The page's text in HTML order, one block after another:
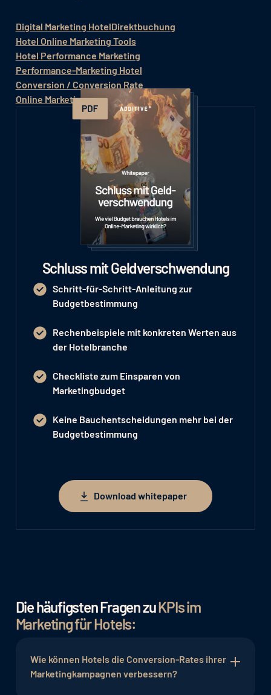
Digital Marketing HotelDirektbuchung
Hotel Online Marketing Tools
Hotel Performance Marketing
Performance-Marketing Hotel
Conversion / Conversion Rate
Online Marketing KPIs Hotel
Schluss mit Geldverschwendung
Schritt-für-Schritt-Anleitung zur
Budgetbestimmung
Rechenbeispiele mit konkreten Werten aus
der Hotelbranche
Checkliste zum Einsparen von
Marketingbudget
Keine Bauchentscheidungen mehr bei der
Budgetbestimmung
Download whitepaper
Download whitepaper
Die häufigsten Fragen zuKPIs im
Marketing für Hotels:
Wie können Hotels die Conversion-Rates ihrer
Marketingkampagnen verbessern?